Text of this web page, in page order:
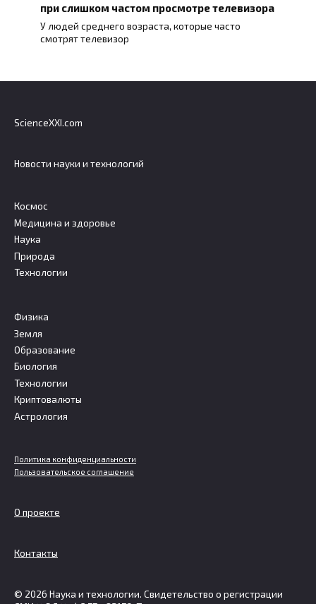
при слишком частом просмотре телевизора
У людей среднего возраста, которые часто
смотрят телевизор
ScienceXXI.com
Новости науки и технологий
Космос
Медицина и здоровье
Наука
Природа
Технологии
Физика
Земля
Образование
Биология
Технологии
Криптовалюты
Астрология
Политика конфиденциальности
Пользовательское соглашение
О проекте
Контакты
© 2026 Наука и технологии. Свидетельство о регистрации